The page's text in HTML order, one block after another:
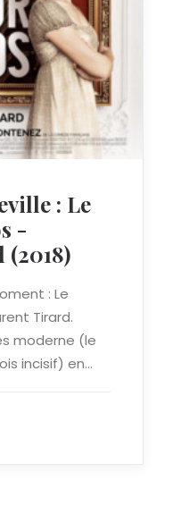
: Le
-
: Le
Tirard.
moderne (le
incisif) en…